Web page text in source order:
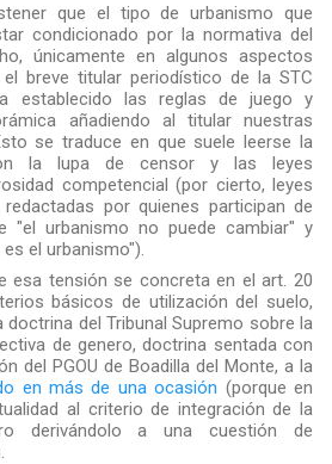
que el tipo de urbanismo que
condicionado por la normativa del
únicamente en algunos aspectos
breve titular periodístico de la STC
establecido las reglas de juego y
añadiendo al titular nuestras
se traduce en que suele leerse la
la lupa de censor y las leyes
competencial (por cierto, leyes
por quienes participan de
"el urbanismo no puede cambiar" y
el urbanismo").
esa tensión se concreta en el art. 20
básicos de utilización del suelo,
doctrina del Tribunal Supremo sobre la
de genero, doctrina sentada con
del PGOU de Boadilla del Monte, a la
en más de una ocasión (porque en
al criterio de integración de la
derivándolo a una cuestión de